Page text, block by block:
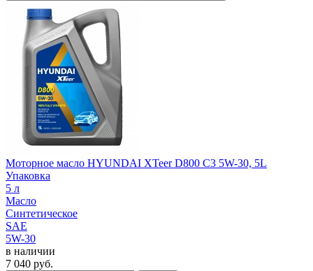
Моторное масло HYUNDAI XTeer D800 C3 5W-30, 5L
Упаковка
5 л
Масло
Синтетическое
SAE
5W-30
в наличии
7 040 руб.